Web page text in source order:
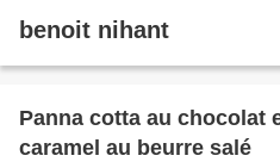
benoit nihant
Panna cotta au chocolat
caramel au beurre salé